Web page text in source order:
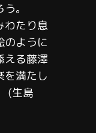
。
わたり息
のように
える藤澤
を満たし
(生島